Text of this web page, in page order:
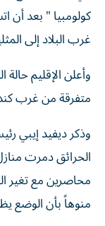
كولومبيا " بعد أن
غرب البلاد إلى
وأعلن الإقليم
متفرقة من غرب
وذكر ديفيد إيبي
الحرائق دمرت
محاصرين مع تغير
منوهاً بأن الوضع